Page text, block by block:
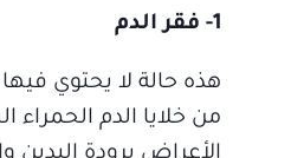
1- فقر الدم
هذه حالة لا يحتوي
من خلايا الدم الحمراء